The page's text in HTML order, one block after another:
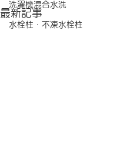
洗濯機混合水洗
水栓柱・不凍水栓柱
最新記事